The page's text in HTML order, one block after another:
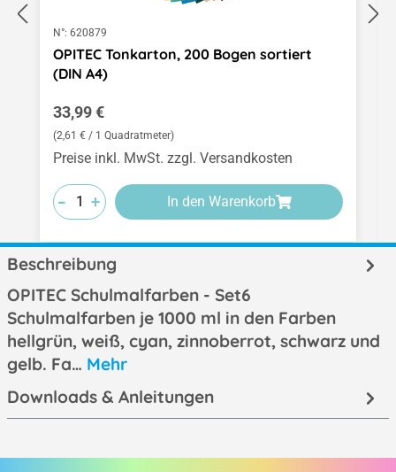
N°: 620879
OPITEC Tonkarton, 200 Bogen sortiert
(DIN A4)
Regulärer Preis:
33,99 €
(2,61 € / 1 Quadratmeter)
Preise inkl. MwSt. zzgl. Versandkosten
-
-
- +
+
+ In den Warenkorb
Beschreibung
OPITEC Schulmalfarben - Set6
Schulmalfarben je 1000 ml in den Farben
hellgrün, weiß, cyan, zinnoberrot, schwarz und
gelb. Fa… Mehr
Downloads & Anleitungen